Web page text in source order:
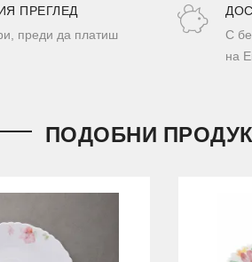
ПРЕГЛЕД
преди да платиш
С
на
ПОДОБНИ